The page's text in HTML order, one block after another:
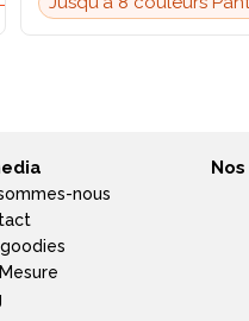
nous